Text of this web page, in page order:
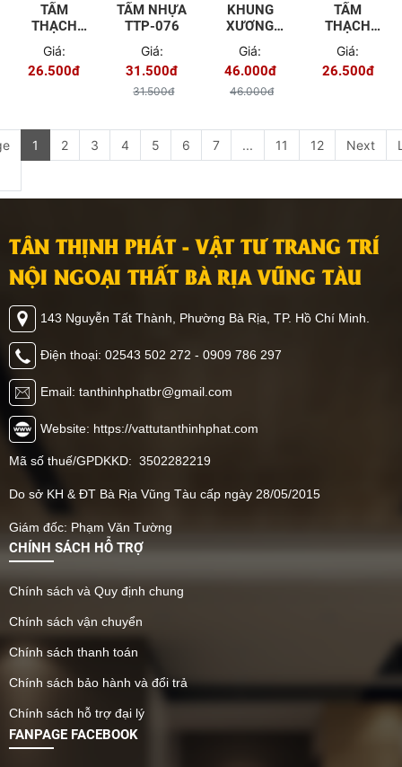
TẤM
THẠCH
CAO TTP-
102
Giá:
26.500đ
TẤM NHỰA
TTP-076
Giá:
31.500đ
31.500đ
KHUNG
XƯƠNG
VẠN PHÁT
HƯNG
Giá:
46.000đ
46.000đ
TẤM
THẠCH
CAO TTP-
103
Giá:
26.500đ
1 2 3 4 5 6 7 ... 11 12 Next
TÂN THỊNH PHÁT - VẬT TƯ TRANG TRÍ
NỘI NGOẠI THẤT BÀ RỊA VŨNG TÀU
143 Nguyễn Tất Thành, Phường Bà Rịa, TP. Hồ Chí Minh.
Điện thoại: 02543 502 272 - 0909 786 297
Email: tanthinhphatbr@gmail.com
Website: https://vattutanthinhphat.com
Mã số thuế/GPDKKD: 3502282219
Do sở KH & ĐT Bà Rịa Vũng Tàu cấp ngày 28/05/2015
Giám đốc: Phạm Văn Tường
CHÍNH SÁCH HỖ TRỢ
Chính sách và Quy định chung
Chính sách vận chuyển
Chính sách thanh toán
Chính sách bảo hành và đổi trả
Chính sách hỗ trợ đại lý
FANPAGE FACEBOOK